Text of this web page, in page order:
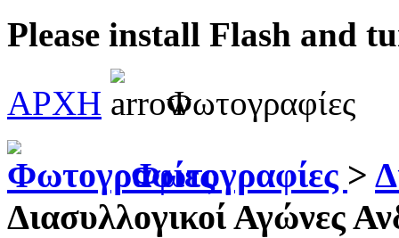
Please install Flash and
ΑΡΧΗ
Φωτογραφίες
Φωτογραφίες >
Διασυλλογικοί Αγώνες